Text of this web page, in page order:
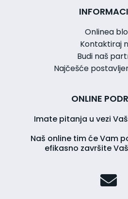
Onlinea
Kontaktiraj
Budi naš
Najčešće
ONLINE
Imate pitanja u vezi
Naš online tim će Vam
efikasno završite